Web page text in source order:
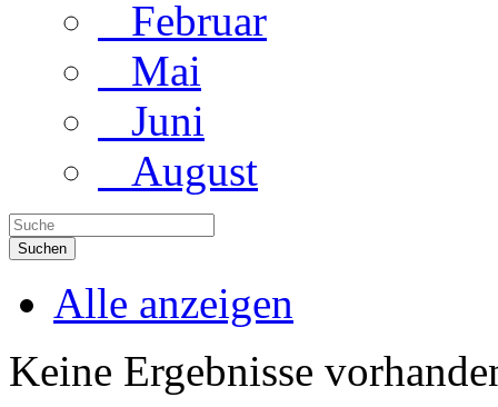
Februar
Mai
Juni
August
Suchen
Alle anzeigen
Keine Ergebnisse